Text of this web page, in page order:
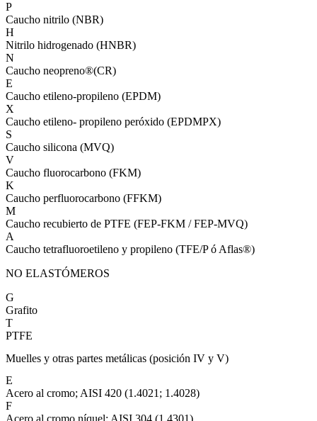
P
Caucho nitrilo (NBR)
H
Nitrilo hidrogenado (HNBR)
N
Caucho neopreno®(CR)
E
Caucho etileno-propileno (EPDM)
X
Caucho etileno- propileno peróxido (EPDMPX)
S
Caucho silicona (MVQ)
V
Caucho fluorocarbono (FKM)
K
Caucho perfluorocarbono (FFKM)
M
Caucho recubierto de PTFE (FEP-FKM / FEP-MVQ)
A
Caucho tetrafluoroetileno y propileno (TFE/P ó Aflas®)
NO ELASTÓMEROS
G
Grafito
T
PTFE
Muelles y otras partes metálicas (posición IV y V)
E
Acero al cromo; AISI 420 (1.4021; 1.4028)
F
Acero al cromo níquel; AISI 304 (1.4301)